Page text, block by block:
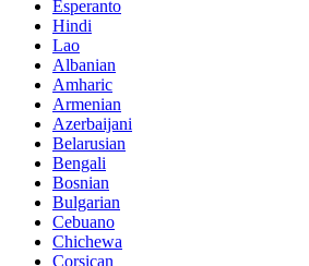
Esperanto
Hindi
Lao
Albanian
Amharic
Armenian
Azerbaijani
Belarusian
Bengali
Bosnian
Bulgarian
Cebuano
Chichewa
Corsican